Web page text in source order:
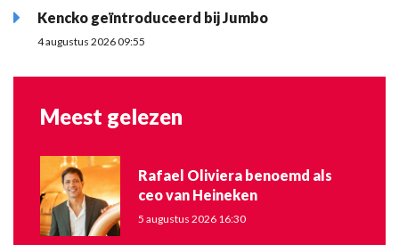
Kencko geïntroduceerd bij Jumbo
4 augustus 2026 09:55
Meest gelezen
Rafael Oliviera benoemd als
ceo van Heineken
5 augustus 2026 16:30